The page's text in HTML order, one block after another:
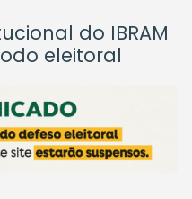
do IBRAM
eleitoral